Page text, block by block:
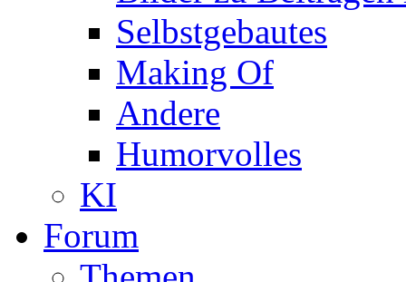
Selbstgebautes
Making Of
Andere
Humorvolles
KI
Forum